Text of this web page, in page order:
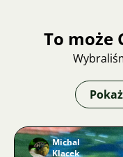
To może
Michal
Klacek